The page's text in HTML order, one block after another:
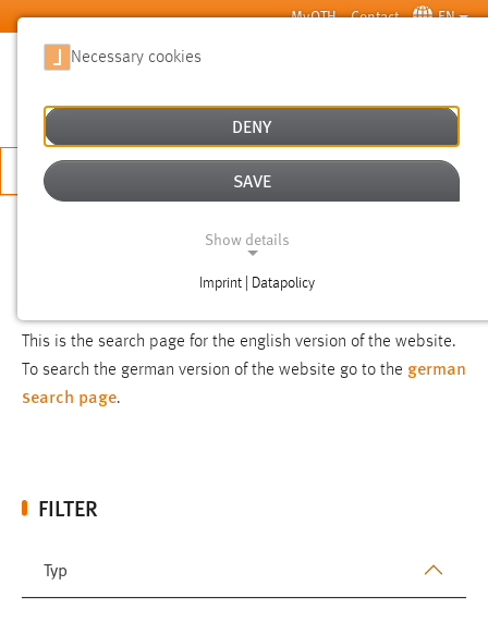
Skip to main content MyOTH Contact EN
APPLY NOW
This is the search page for the english version of the website.
To search the german version of the website go to the german
search page.
FILTER
Typ
Necessary cookies
DENY
SAVE
Show details
Imprint | Datapolicy